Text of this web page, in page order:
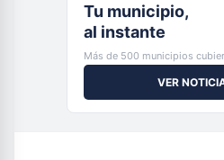
Tu municipio,
al instante
Más de 500 municipios
VER